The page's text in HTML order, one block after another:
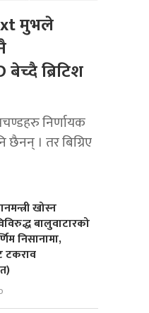
मुभले
ब्रिटिश
निर्णायक
। तर बिग्रिए
खोस्न
बालुवाटारको
निसानामा,
टकराव